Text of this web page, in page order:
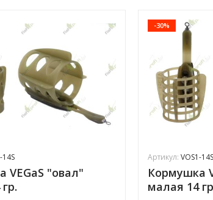
14S
VEGaS "овал"
-30%
Артикул: VOS1-14S
Кормушка
малая 14